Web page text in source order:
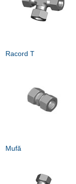
Racord T
Mufă